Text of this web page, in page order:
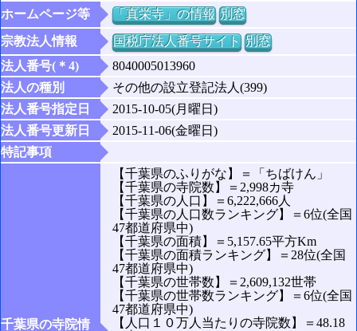
ホームページ等
「真栄寺」の情報 別窓
宗教法人情報
国税庁法人番号サイト 別窓
法人番号(＊4)
8040005013960
法人の種別
その他の設立登記法人(399)
法人番号指定日
2015-10-05(月曜日)
法人番号更新日
2015-11-06(金曜日)
特記事項
千葉県の寺院情
【千葉県のふりがな】＝「ちばけん」
【千葉県の寺院数】＝2,998カ寺
【千葉県の人口】＝6,222,666人
【千葉県の人口数ランキング】＝6位(全国
47都道府県中)
【千葉県の面積】＝5,157.65平方Km
【千葉県の面積ランキング】＝28位(全国
47都道府県中)
【千葉県の世帯数】＝2,609,132世帯
【千葉県の世帯数ランキング】＝6位(全国
47都道府県中)
【人口１０万人当たりの寺院数】＝48.18